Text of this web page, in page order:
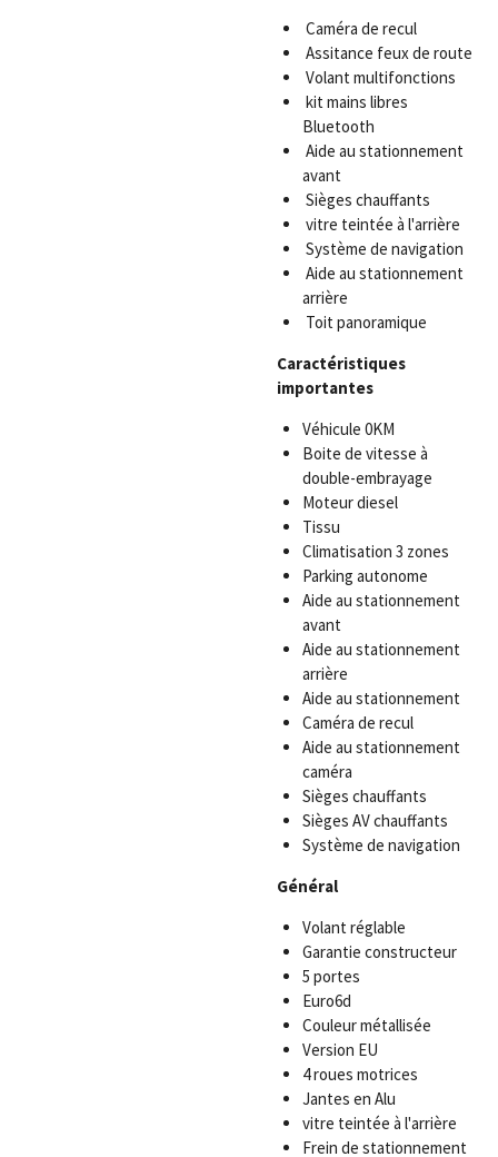
Caméra de recul
Assitance feux de route
Volant multifonctions
kit mains libres
Bluetooth
Aide au stationnement
avant
Sièges chauffants
vitre teintée à l'arrière
Système de navigation
Aide au stationnement
arrière
Toit panoramique
Caractéristiques
importantes
Véhicule 0KM
Boite de vitesse à
double-embrayage
Moteur diesel
Tissu
Climatisation 3 zones
Parking autonome
Aide au stationnement
avant
Aide au stationnement
arrière
Aide au stationnement
Caméra de recul
Aide au stationnement
caméra
Sièges chauffants
Sièges AV chauffants
Système de navigation
Général
Volant réglable
Garantie constructeur
5 portes
Euro6d
Couleur métallisée
Version EU
4 roues motrices
Jantes en Alu
vitre teintée à l'arrière
Frein de stationnement